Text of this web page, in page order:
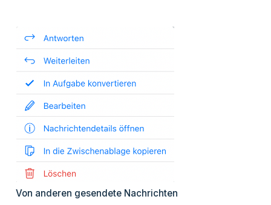
Von anderen gesendete Nachrichten